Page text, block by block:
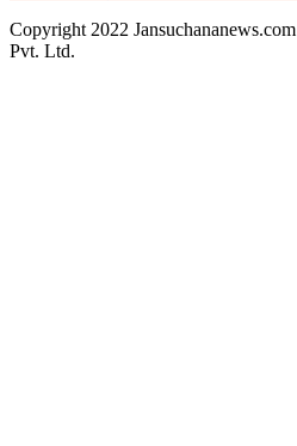
Copyright 2022 Jansuchananews.com
Pvt. Ltd.